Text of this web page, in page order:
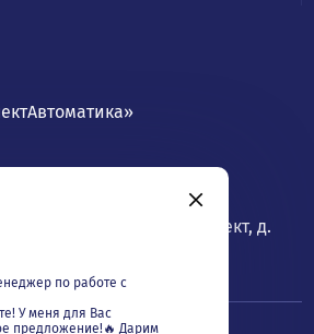
Москва, Рязанский проспект, д.
по работе с
У меня для Вас
предложение!🔥 Дарим